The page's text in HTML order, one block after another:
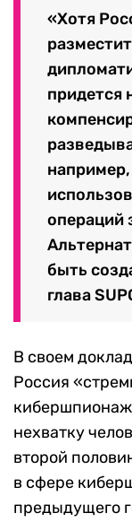
«Хотя
придется
операций
быть
глава
В своем
Россия
нехватку
второй
в сфере
предыдущего